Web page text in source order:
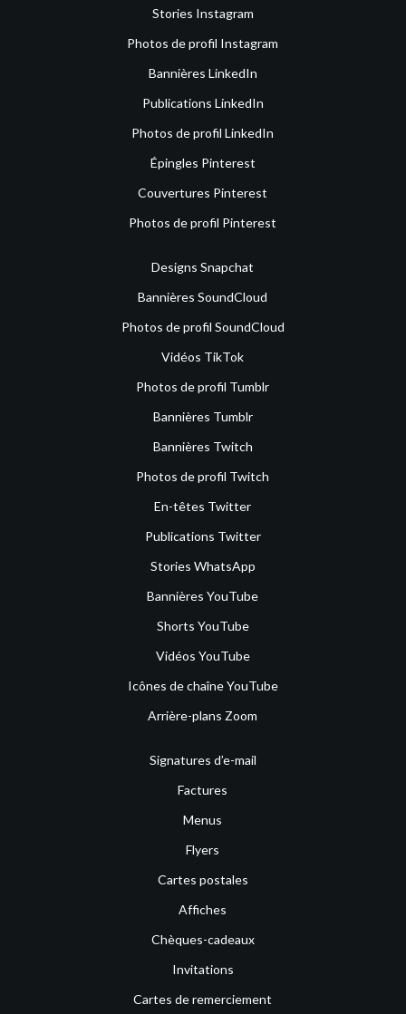
Stories Instagram
Photos de profil Instagram
Bannières LinkedIn
Publications LinkedIn
Photos de profil LinkedIn
Épingles Pinterest
Couvertures Pinterest
Photos de profil Pinterest
Designs Snapchat
Bannières SoundCloud
Photos de profil SoundCloud
Vidéos TikTok
Photos de profil Tumblr
Bannières Tumblr
Bannières Twitch
Photos de profil Twitch
En-têtes Twitter
Publications Twitter
Stories WhatsApp
Bannières YouTube
Shorts YouTube
Vidéos YouTube
Icônes de chaîne YouTube
Arrière-plans Zoom
Signatures d’e-mail
Factures
Menus
Flyers
Cartes postales
Affiches
Chèques-cadeaux
Invitations
Cartes de remerciement